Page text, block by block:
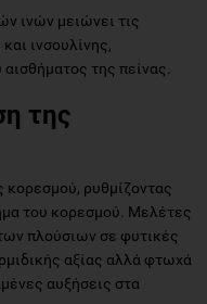
ινών μειώνει τις
ινσουλίνης,
της πείνας.
της
ρυθμίζοντας
του κορεσμού. Μελέτες
πλούσιων σε φυτικές
αξίας αλλά φτωχά
αυξήσεις στα